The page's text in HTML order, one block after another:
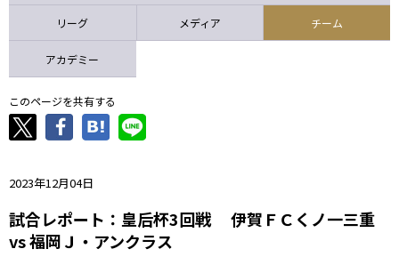
リーグ メディア チーム
アカデミー
このページを共有する
2023年12月04日
試合レポート：皇后杯3回戦 伊賀ＦＣくノ一三重
vs 福岡Ｊ・アンクラス